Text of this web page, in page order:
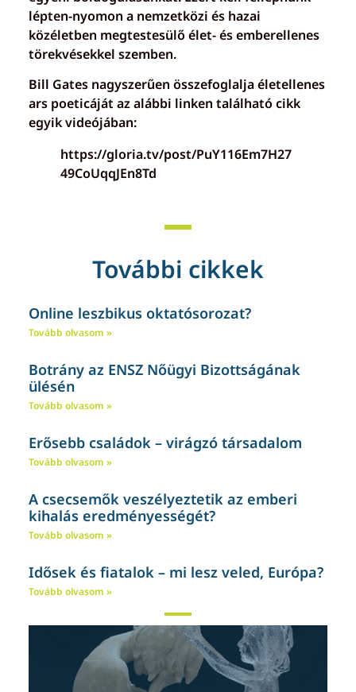
lépten-nyomon a nemzetközi és hazai
közéletben megtestesülő élet- és emberellenes
törekvésekkel szemben.
Bill Gates nagyszerűen összefoglalja életellenes
ars poeticáját az alábbi linken található cikk
egyik videójában:
https://gloria.tv/post/PuY116Em7H27
49CoUqqJEn8Td
További cikkek
Online leszbikus oktatósorozat?
Tovább olvasom »
Botrány az ENSZ Nőügyi Bizottságának
ülésén
Tovább olvasom »
Erősebb családok – virágzó társadalom
Tovább olvasom »
A csecsemők veszélyeztetik az emberi
kihalás eredményességét?
Tovább olvasom »
Idősek és fiatalok – mi lesz veled, Európa?
Tovább olvasom »